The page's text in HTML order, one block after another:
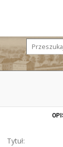
Tytuł: